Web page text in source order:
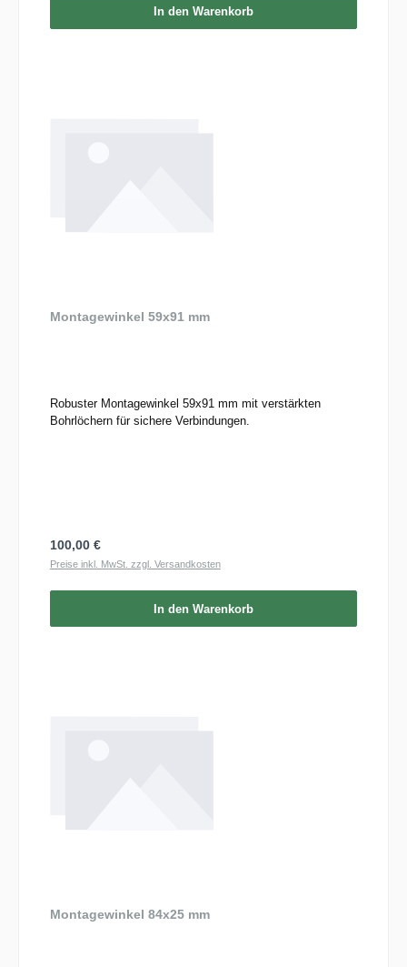
In den Warenkorb
Montagewinkel 59x91 mm
Robuster Montagewinkel 59x91 mm mit verstärkten
Bohrlöchern für sichere Verbindungen.
Regulärer Preis:
100,00 €
Preise inkl. MwSt. zzgl. Versandkosten
In den Warenkorb
Montagewinkel 84x25 mm